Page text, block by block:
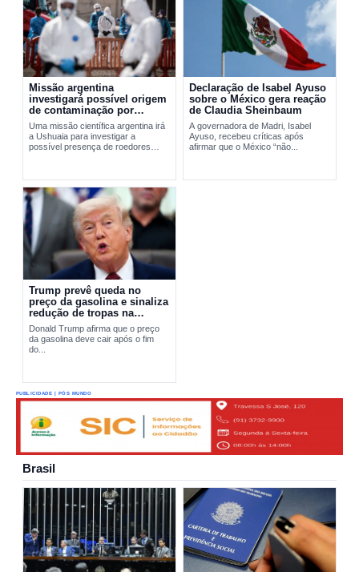
Missão argentina
investigará possível origem
de contaminação por
hantavírus em Ushuaia
Uma missão científica argentina irá
a Ushuaia para investigar a
possível presença de roedores
Declaração de Isabel Ayuso
sobre o México gera reação
de Claudia Sheinbaum
A governadora de Madri, Isabel
Ayuso, recebeu críticas após
afirmar que o México “não...
Trump prevê queda no
preço da gasolina e sinaliza
redução de tropas na
Europa
Donald Trump afirma que o preço
da gasolina deve cair após o fim
do...
PUBLICIDADE | PÓS MUNDO
Brasil